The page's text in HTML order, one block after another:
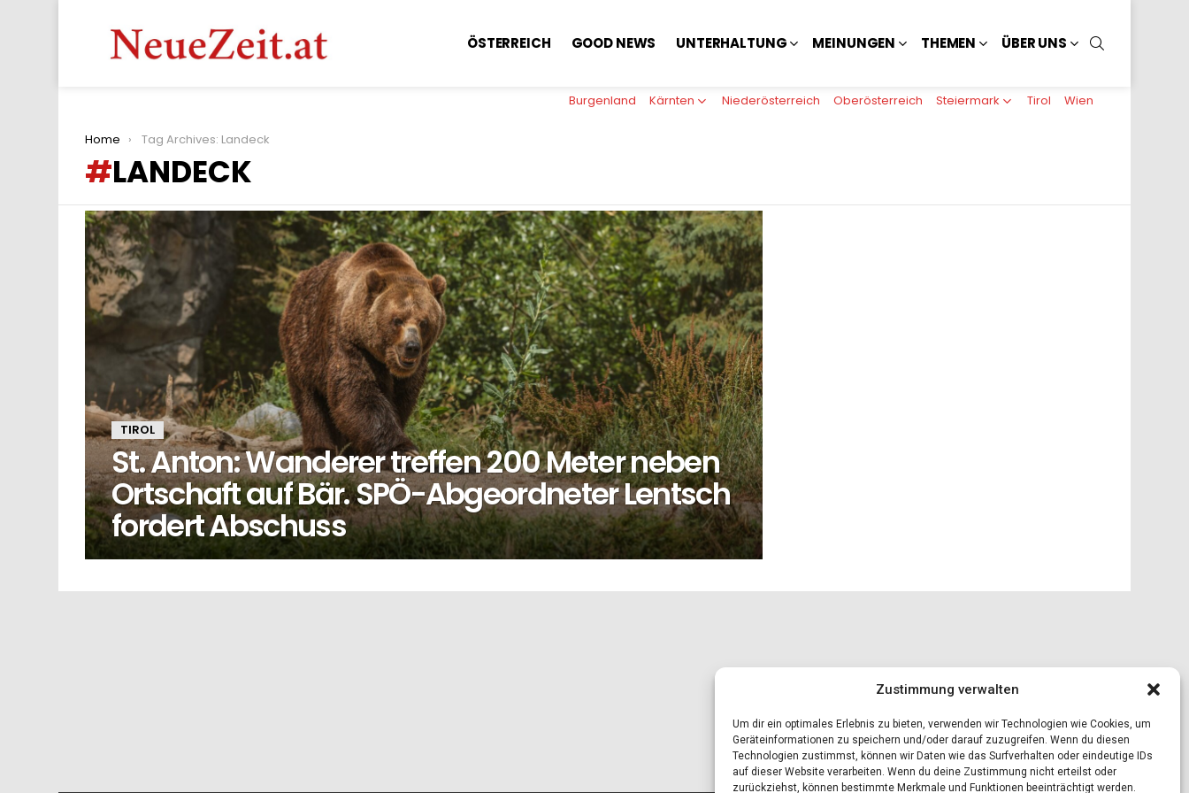
Zustimmung verwalten
Um dir ein optimales Erlebnis zu bieten, verwenden wir Technologien wie Cookies, um
Geräteinformationen zu speichern und/oder darauf zuzugreifen. Wenn du diesen
Technologien zustimmst, können wir Daten wie das Surfverhalten oder eindeutige IDs
auf dieser Website verarbeiten. Wenn du deine Zustimmung nicht erteilst oder
zurückziehst, können bestimmte Merkmale und Funktionen beeinträchtigt werden.
ÖSTERREICH GOOD NEWS UNTERHALTUNG MEINUNGEN THEMEN ÜBER UNS
Burgenland Kärnten Niederösterreich Oberösterreich Steiermark Tirol Wien
You are here:
Home Tag Archives: Landeck
LANDECK
LATEST
STORIES
TIROL
St. Anton: Wanderer treffen 200 Meter neben
Ortschaft auf Bär. SPÖ-Abgeordneter Lentsch
fordert Abschuss